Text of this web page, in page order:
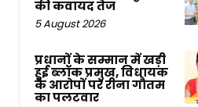
की कवायद तेज
5 August 2026
प्रधानों के सम्मान में खड़ी
हुई ब्लॉक प्रमुख, विधायक
के आरोपों पर रीना गौतम
का पलटवार